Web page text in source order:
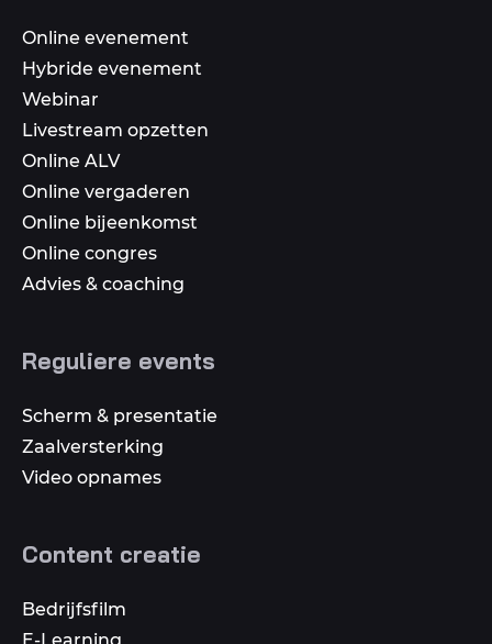
Online evenement
Hybride evenement
Webinar
Livestream opzetten
Online ALV
Online vergaderen
Online bijeenkomst
Online congres
Advies & coaching
Reguliere events
Scherm & presentatie
Zaalversterking
Video opnames
Content creatie
Bedrijfsfilm